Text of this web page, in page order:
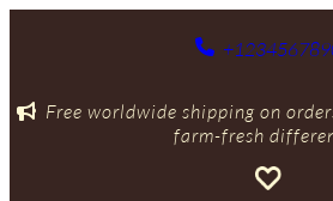
內
Free worldwide shipping on
farm-fresh